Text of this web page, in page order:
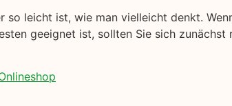
so leicht ist, wie man vielleicht denkt.
geeignet ist, sollten Sie sich